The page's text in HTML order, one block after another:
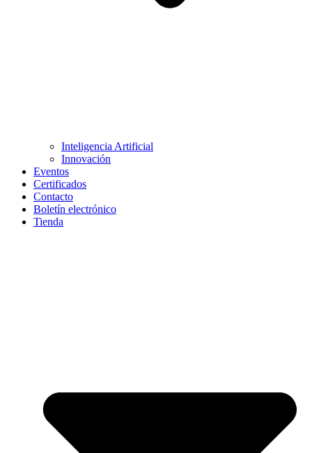
Inteligencia Artificial
Innovación
Eventos
Certificados
Contacto
Boletín electrónico
Tienda